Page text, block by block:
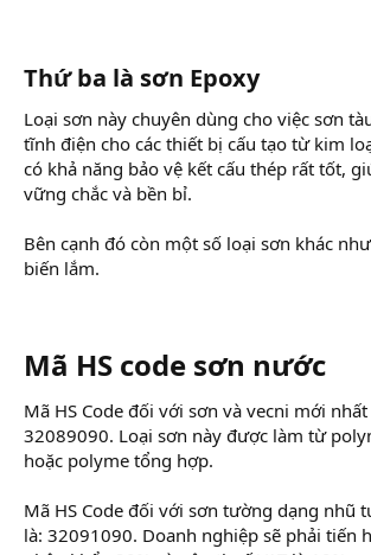
Thứ ba là sơn Epoxy
Loại sơn này chuyên dùng cho việc sơn
tĩnh điện cho các thiết bị cấu tạo từ kim
có khả năng bảo vệ kết cấu thép rất tốt,
vững chắc và bền bỉ.
Bên cạnh đó còn một số loại sơn khác
biến lắm.
Mã HS code sơn nước
Mã HS Code đối với sơn và vecni mới
32089090. Loại sơn này được làm từ
hoặc polyme tổng hợp.
Mã HS Code đối với sơn tường dạng nhũ
là: 32091090. Doanh nghiệp sẽ phải tiến